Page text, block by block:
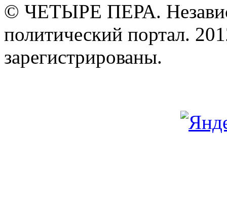
© ЧЕТЫРЕ ПЕРА.
политический портал.
зарегистрированы.